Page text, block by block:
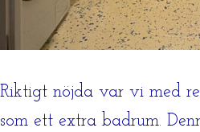
Riktigt nöjda var vi med
som ett extra badrum.